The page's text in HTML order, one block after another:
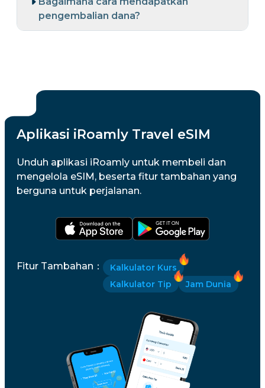
pengembalian dana?
Aplikasi iRoamly Travel eSIM
Unduh aplikasi iRoamly untuk membeli dan
mengelola eSIM, beserta fitur tambahan yang
berguna untuk perjalanan.
Fitur Tambahan ：
Kalkulator Kurs
Kalkulator Tip
Jam Dunia